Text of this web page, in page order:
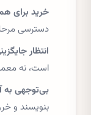
خرید برای
دسترسی
انتظار
است، نه
بی‌توجهی به
بنویسند و